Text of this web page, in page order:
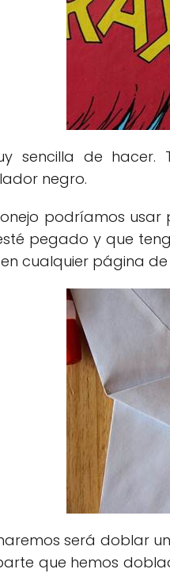
sencilla de hacer.
negro.
podríamos usar
pegado y que
cualquier página de
será doblar
que hemos